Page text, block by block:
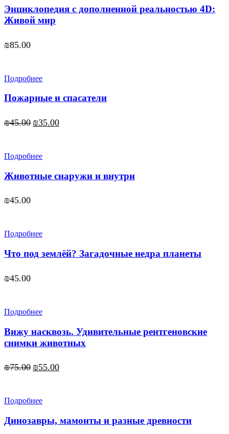
Энциклопедия с дополненной реальностью 4D:
Живой мир
₪85.00
Подробнее
Пожарные и спасатели
₪45.00 Первоначальная
₪35.00Текущая
Подробнее
Животные снаружи и внутри
₪45.00
Подробнее
Что под землёй? Загадочные недра планеты
₪45.00
Подробнее
Вижу насквозь. Удивительные рентгеновские
снимки животных
₪75.00 Первоначальная
₪55.00Текущая
Подробнее
Динозавры, мамонты и разные древности